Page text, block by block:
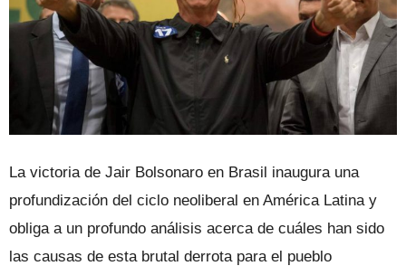
La victoria de Jair Bolsonaro en Brasil inaugura una
profundización del ciclo neoliberal en América Latina y
obliga a un profundo análisis acerca de cuáles han sido
las causas de esta brutal derrota para el pueblo